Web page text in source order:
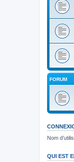
FORUM
Nom
QUI EST